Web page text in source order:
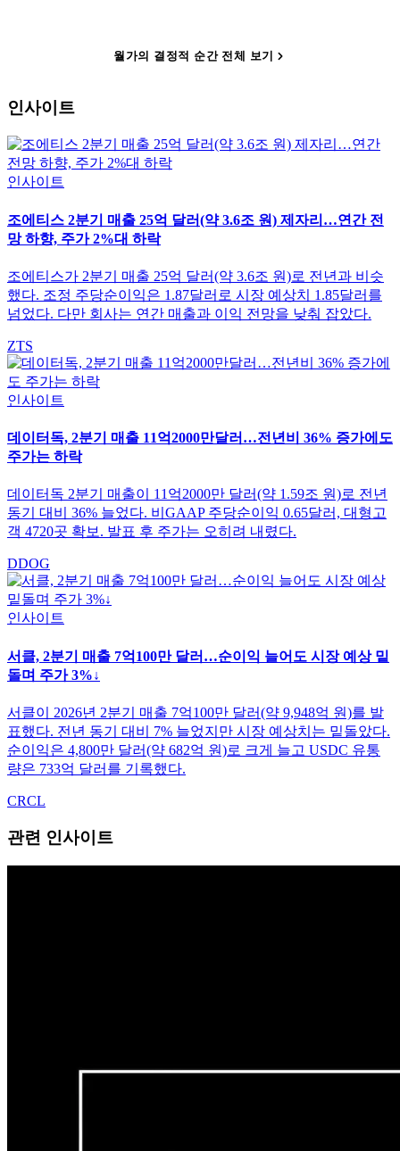
월가의 결정적 순간 전체 보기
인사이트
인사이트
조에티스 2분기 매출 25억 달러(약 3.6조 원) 제자리…연간 전
망 하향, 주가 2%대 하락
조에티스가 2분기 매출 25억 달러(약 3.6조 원)로 전년과 비슷
했다. 조정 주당순이익은 1.87달러로 시장 예상치 1.85달러를
넘었다. 다만 회사는 연간 매출과 이익 전망을 낮춰 잡았다.
ZTS
인사이트
데이터독, 2분기 매출 11억2000만달러…전년비 36% 증가에도
주가는 하락
데이터독 2분기 매출이 11억2000만 달러(약 1.59조 원)로 전년
동기 대비 36% 늘었다. 비GAAP 주당순이익 0.65달러, 대형고
객 4720곳 확보. 발표 후 주가는 오히려 내렸다.
DDOG
인사이트
서클, 2분기 매출 7억100만 달러…순이익 늘어도 시장 예상 밑
돌며 주가 3%↓
서클이 2026년 2분기 매출 7억100만 달러(약 9,948억 원)를 발
표했다. 전년 동기 대비 7% 늘었지만 시장 예상치는 밑돌았다.
순이익은 4,800만 달러(약 682억 원)로 크게 늘고 USDC 유통
량은 733억 달러를 기록했다.
CRCL
관련 인사이트